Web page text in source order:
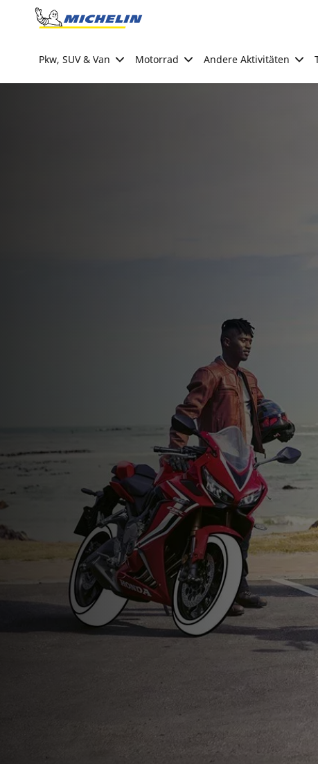
Go to page content
Pkw, SUV & Van Motorrad Andere Aktivitäten